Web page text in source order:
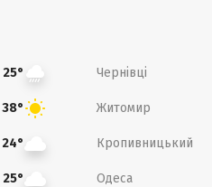
25° Чернівці
38° Житомир
24° Кропивницький
25° Одеса